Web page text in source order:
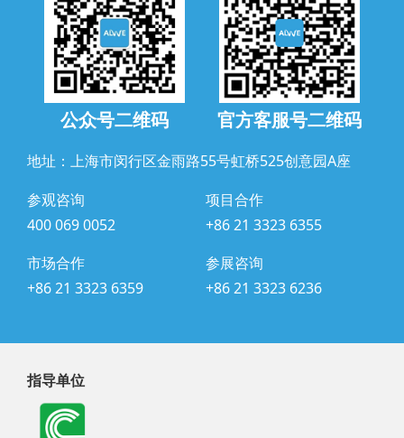
公众号二维码 官方客服号二维码
地址：上海市闵行区金雨路55号虹桥525创意园A座
参观咨询
400 069 0052
项目合作
+86 21 3323 6355
市场合作
+86 21 3323 6359
参展咨询
+86 21 3323 6236
指导单位